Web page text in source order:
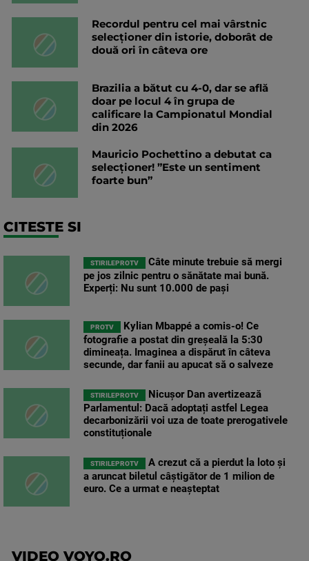
Recordul pentru cel mai vârstnic
selecționer din istorie, doborât de
două ori în câteva ore
Brazilia a bătut cu 4-0, dar se află
doar pe locul 4 în grupa de
calificare la Campionatul Mondial
din 2026
Mauricio Pochettino a debutat ca
selecționer! ”Este un sentiment
foarte bun”
CITESTE SI
STIRILEPROTV
Câte minute trebuie să mergi
pe jos zilnic pentru o sănătate mai bună.
Experți: Nu sunt 10.000 de pași
PROTV
Kylian Mbappé a comis-o! Ce
fotografie a postat din greșeală la 5:30
dimineața. Imaginea a dispărut în câteva
secunde, dar fanii au apucat să o salveze
STIRILEPROTV
Nicușor Dan avertizează
Parlamentul: Dacă adoptați astfel Legea
decarbonizării voi uza de toate prerogativele
constituționale
STIRILEPROTV
A crezut că a pierdut la loto și
a aruncat biletul câștigător de 1 milion de
euro. Ce a urmat e neașteptat
VIDEO VOYO.RO